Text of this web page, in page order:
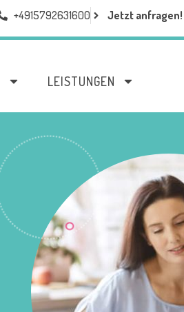
+4915792631600 Jetzt anfragen!
LEISTUNGEN